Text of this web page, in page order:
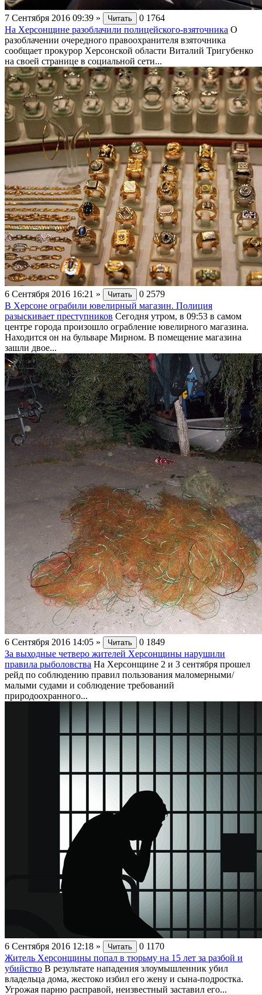
7 Сентября 2016 09:39 » Читать 0 1764
На Херсонщине разоблачили полицейского-взяточника О
разоблачении очередного правоохранителя взяточника
сообщает прокурор Херсонской области Виталий Тригубенко
на своей странице в социальной сети...
6 Сентября 2016 16:21 » Читать 0 2579
В Херсоне ограбили ювелирный магазин. Полиция
разыскивает преступников Сегодня утром, в 09:53 в самом
центре города произошло ограбление ювелирного магазина.
Находится он на бульваре Мирном. В помещение магазина
зашли двое...
6 Сентября 2016 14:05 » Читать 0 1849
За выходные четверо жителей Херсонщины нарушили
правила рыболовства На Херсонщине 2 и 3 сентября прошел
рейд по соблюдению правил пользования маломерными/
малыми судами и соблюдение требований
природоохранного...
6 Сентября 2016 12:18 » Читать 0 1170
Житель Херсонщины попал в тюрьму на 15 лет за разбой и
убийство В результате нападения злоумышленник убил
владельца дома, жестоко избил его жену и сына-подростка.
Угрожая парню расправой, неизвестный заставил его...